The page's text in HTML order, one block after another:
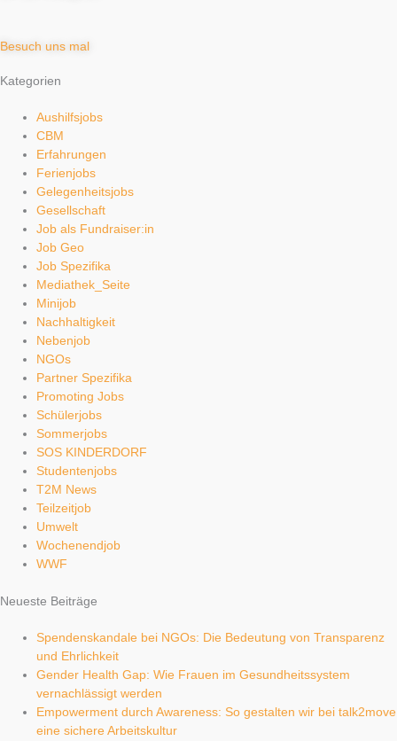
Besuch uns mal
Kategorien
Aushilfsjobs
CBM
Erfahrungen
Ferienjobs
Gelegenheitsjobs
Gesellschaft
Job als Fundraiser:in
Job Geo
Job Spezifika
Mediathek_Seite
Minijob
Nachhaltigkeit
Nebenjob
NGOs
Partner Spezifika
Promoting Jobs
Schülerjobs
Sommerjobs
SOS KINDERDORF
Studentenjobs
T2M News
Teilzeitjob
Umwelt
Wochenendjob
WWF
Neueste Beiträge
Spendenskandale bei NGOs: Die Bedeutung von Transparenz
und Ehrlichkeit
Gender Health Gap: Wie Frauen im Gesundheitssystem
vernachlässigt werden
Empowerment durch Awareness: So gestalten wir bei talk2move
eine sichere Arbeitskultur